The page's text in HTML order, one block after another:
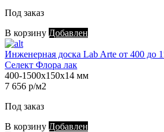
Под заказ
В корзину Добавлен
Инженерная доска Lab Arte от 400 до
Селект Флора лак
400-1500х150х14 мм
7 656 р/м2
Под заказ
В корзину Добавлен